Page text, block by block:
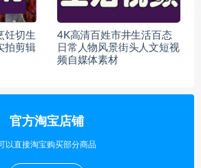
饪切生
拍剪辑
4K高清百姓市井生活百态
日常人物风景街头人文短视
频自媒体素材
官方淘宝店铺
以直接淘宝购买部分商品